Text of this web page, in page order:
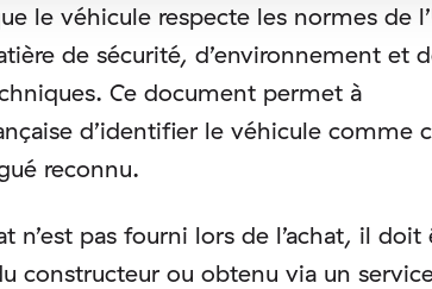
le véhicule respecte les normes de
de sécurité, d’environnement et
Ce document permet à
d’identifier le véhicule comme
reconnu.
n’est pas fourni lors de l’achat, il doit
constructeur ou obtenu via un